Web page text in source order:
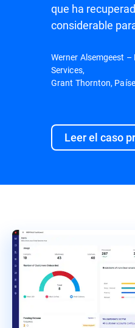
que ha
considerable
Werner Alsemgeest
Services,
Grant Thornton,
Leer el caso